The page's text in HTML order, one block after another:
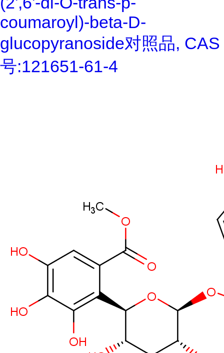
coumaroyl)-beta-D-
glucopyranoside对照品, CAS
号:121651-61-4